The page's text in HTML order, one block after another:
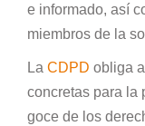
e informado, así
miembros de la
La CDPD obliga
concretas para la
goce de los